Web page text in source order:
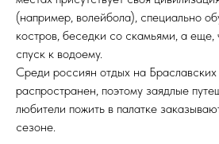
(например, волейбола), специально
костров, беседки со скамьями, а еще,
спуск к водоему.
Среди россиян отдых на Браславских
распространен, поэтому заядлые
любители пожить в палатке
сезоне.